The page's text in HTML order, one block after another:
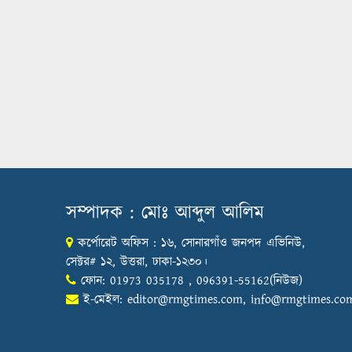
সম্পাদক : মোঃ আব্দুল আলিম
কর্পোরেট অফিস : ১৬, সোনারগাঁও জনপদ এভিনিউ,
সেক্টর# ১২, উত্তরা, ঢাকা-১২৩০।
ফোন: 01973 035178 , 096391-55162(নিউজ)
ই-মেইল: editor@rmgtimes.com,